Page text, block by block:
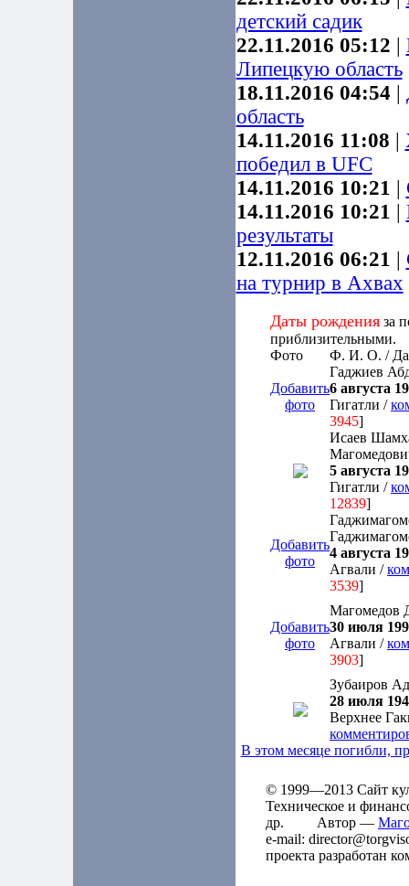
детский садик
22.11.2016 05:12 |
Липецкую область
18.11.2016 04:54 |
область
14.11.2016 11:08 |
победил в UFC
14.11.2016 10:21 |
14.11.2016 10:21 |
результаты
12.11.2016 06:21 |
на турнир в Ахвах
Даты рождения за
приблизительными.
Фото
Ф. И. О. /
Добавить
фото
Гаджиев
6 августа
Гигатли /
3945]
Исаев
5 августа
Гигатли /
12839]
Добавить
фото
4 августа
Агвали /
3539]
Добавить
фото
Магомедов
30 июля
Агвали /
3903]
Зубаиров
28 июля
Верхнее
В этом месяце погибли,
© 1999—2013 Сайт
Техническое и
др. Автор —
e-mail:
проекта разработан